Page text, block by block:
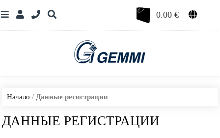
0.00€
Начало / Данные регистрации
ДАННЫЕ РЕГИСТРАЦИИ